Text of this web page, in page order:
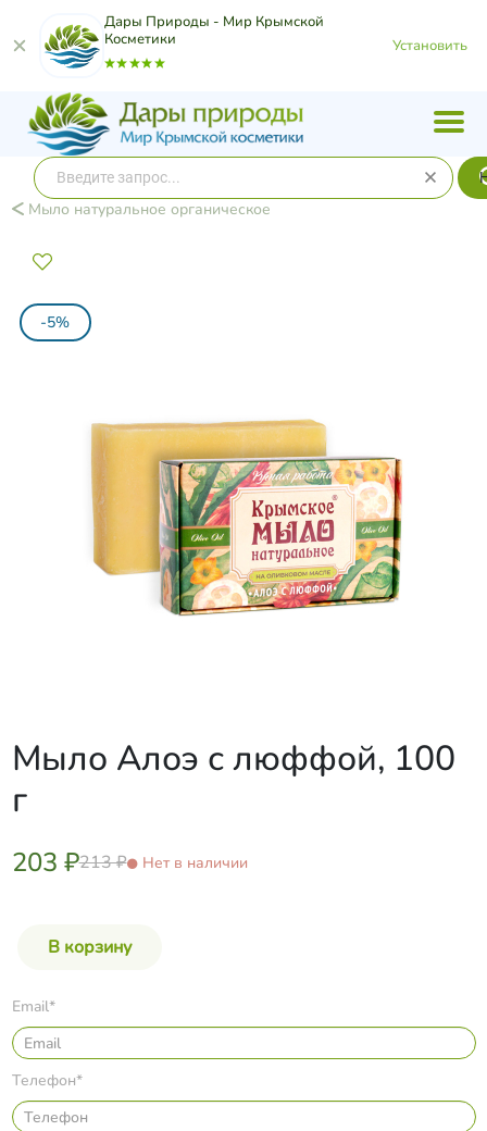
Дары Природы - Мир Крымской
Косметики
Установить
Мыло натуральное органическое
-5%
Мыло Алоэ с люффой, 100
г
203 ₽213 ₽ Нет в наличии
Email*
Телефон*